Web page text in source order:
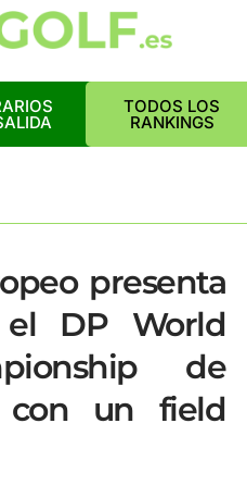
TODOS LOS
RANKINGS
presenta
DP World
de
con un field